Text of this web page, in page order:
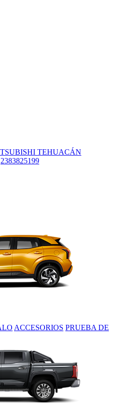
TEHUACÁN
2383825199
ACCESORIOS PRUEBA DE